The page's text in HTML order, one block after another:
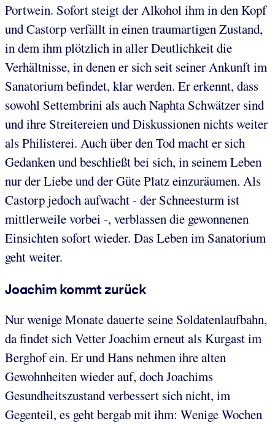
Portwein. Sofort steigt der Alkohol ihm in den Kopf
und Castorp verfällt in einen traumartigen Zustand,
in dem ihm plötzlich in aller Deutlichkeit die
Verhältnisse, in denen er sich seit seiner Ankunft im
Sanatorium befindet, klar werden. Er erkennt, dass
sowohl Settembrini als auch Naphta Schwätzer sind
und ihre Streitereien und Diskussionen nichts weiter
als Philisterei. Auch über den Tod macht er sich
Gedanken und beschließt bei sich, in seinem Leben
nur der Liebe und der Güte Platz einzuräumen. Als
Castorp jedoch aufwacht - der Schneesturm ist
mittlerweile vorbei -, verblassen die gewonnenen
Einsichten sofort wieder. Das Leben im Sanatorium
geht weiter.
Joachim kommt zurück
Nur wenige Monate dauerte seine Soldatenlaufbahn,
da findet sich Vetter Joachim erneut als Kurgast im
Berghof ein. Er und Hans nehmen ihre alten
Gewohnheiten wieder auf, doch Joachims
Gesundheitszustand verbessert sich nicht, im
Gegenteil, es geht bergab mit ihm: Wenige Wochen